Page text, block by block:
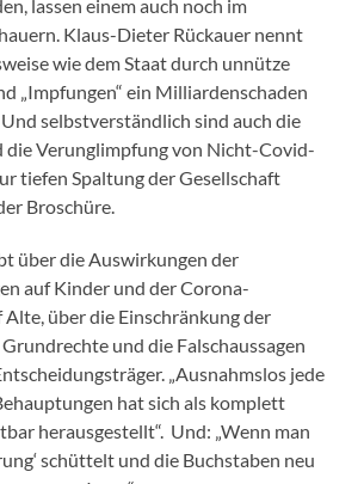
lassen einem auch noch im
Klaus-Dieter Rückauer nennt
wie dem Staat durch unnütze
„Impfungen“ ein Milliardenschaden
selbstverständlich sind auch die
die Verunglimpfung von Nicht-Covid-
tiefen Spaltung der Gesellschaft
Broschüre.
über die Auswirkungen der
auf Kinder und der Corona-
über die Einschränkung der
und die Falschaussagen
„Ausnahmslos jede
hat sich als komplett
herausgestellt“. Und: „Wenn man
schüttelt und die Buchstaben neu